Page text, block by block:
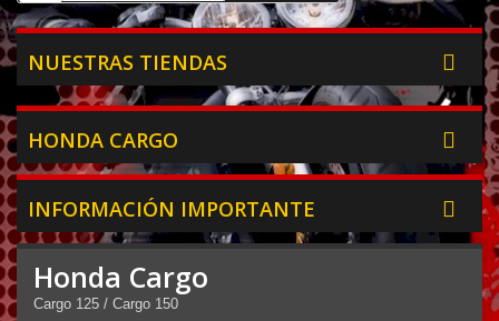
NUESTRAS TIENDAS
HONDA CARGO
INFORMACIÓN IMPORTANTE
Honda Cargo
Cargo 125 / Cargo 150